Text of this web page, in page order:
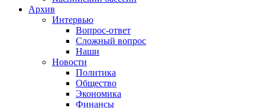
Архив
Интервью
Вопрос-ответ
Сложный вопрос
Наши
Новости
Политика
Общество
Экономика
Финансы